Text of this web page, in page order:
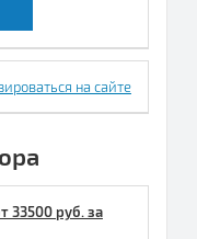
на сайте
33500 руб. за